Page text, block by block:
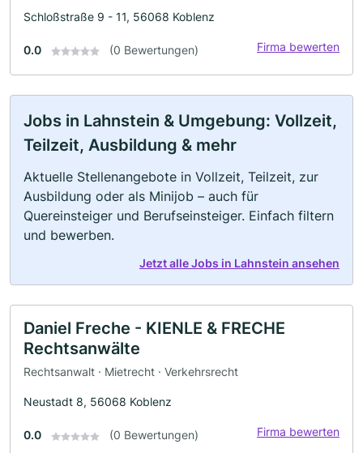
Schloßstraße 9 - 11, 56068 Koblenz
0.0 (0 Bewertungen) Firma bewerten
Jobs in Lahnstein & Umgebung: Vollzeit,
Teilzeit, Ausbildung & mehr
Aktuelle Stellenangebote in Vollzeit, Teilzeit, zur
Ausbildung oder als Minijob – auch für
Quereinsteiger und Berufseinsteiger. Einfach filtern
und bewerben.
Jetzt alle Jobs in Lahnstein ansehen
Daniel Freche - KIENLE & FRECHE
Rechtsanwälte
Rechtsanwalt · Mietrecht · Verkehrsrecht
Neustadt 8, 56068 Koblenz
0.0 (0 Bewertungen) Firma bewerten